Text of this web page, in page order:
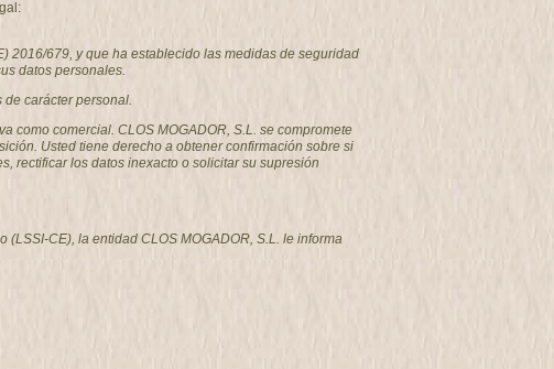
2016/679, y que ha establecido las medidas de seguridad
datos personales.
carácter personal.
como comercial. CLOS MOGADOR, S.L. se compromete
Usted tiene derecho a obtener confirmación sobre si
rectificar los datos inexacto o solicitar su supresión
CE), la entidad CLOS MOGADOR, S.L. le informa